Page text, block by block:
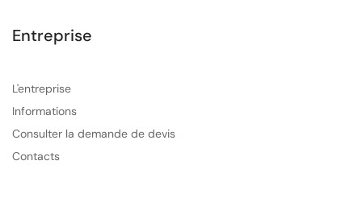
Entreprise
L'entreprise
Informations
Consulter la demande de devis
Contacts